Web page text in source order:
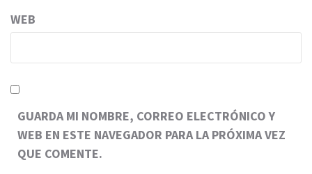
WEB
GUARDA MI NOMBRE, CORREO ELECTRÓNICO Y
WEB EN ESTE NAVEGADOR PARA LA PRÓXIMA VEZ
QUE COMENTE.